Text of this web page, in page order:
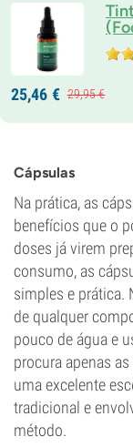
25,46 € 29,95€
Cápsulas
Na prática, as
benefícios que o
doses já virem
consumo, as
simples e prática.
de qualquer
pouco de água e
procura apenas
uma excelente
tradicional e
método.